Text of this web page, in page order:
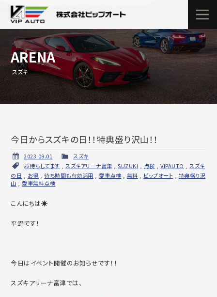
ARENA
スズキ
今日からスズキの日！！特典盛り沢山！！
2023.09.01
スズキ
お待ちしてます
スズキアリーナ富津 ,SUZUKI 点検 ,VIPAUTO
スズキ
の日
お得 ,待ち時間も有効活用 愛車点検 無料 ビップオート
特典盛り沢
山
愛車無料点検
こんにちは☀
平野です！
今日はイベント開催のお知らせです！！
スズキアリーナ富津では、